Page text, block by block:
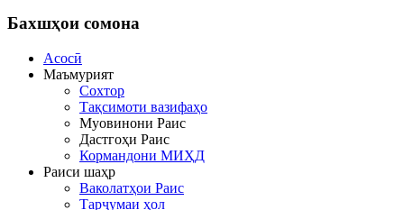
Бахшҳои сомона
Асосӣ
Маъмурият
Сохтор
Тақсимоти вазифаҳо
Муовинони Раис
Дастгоҳи Раис
Кормандони МИҲД
Раиси шаҳр
Ваколатҳои Раис
Тарҷумаи ҳол